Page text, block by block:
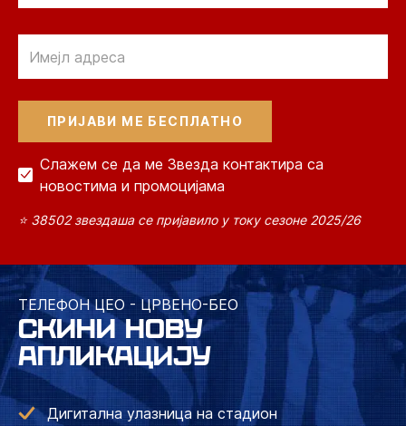
Слажем се да ме Звезда контактира са
новостима и промоцијама
⭐ 38502 звездаша се пријавило у току сезоне 2025/26
ТЕЛЕФОН ЦЕО - ЦРВЕНО-БЕО
СКИНИ НОВУ
АПЛИКАЦИЈУ
Дигитална улазница на стадион